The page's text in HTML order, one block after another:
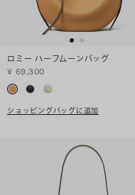
ロミー ハーフムーンバッグ
¥ 69,300
ショッピングバッグに追加